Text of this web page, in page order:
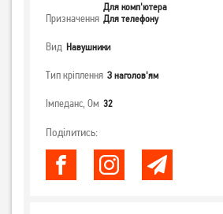
Призначення
Для комп'ютера
Для телефону
Вид Навушники
Тип кріплення З наголов'ям
Імпеданс, Ом 32
Поділитись: